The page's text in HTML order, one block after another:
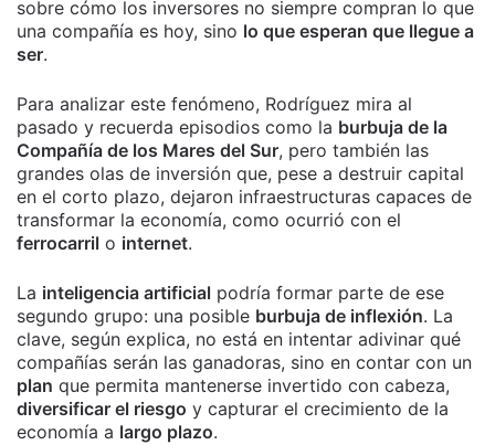
sobre cómo los inversores no siempre compran lo que
una compañía es hoy, sino lo que esperan que llegue a
ser.
Para analizar este fenómeno, Rodríguez mira al
pasado y recuerda episodios como la burbuja de la
Compañía de los Mares del Sur, pero también las
grandes olas de inversión que, pese a destruir capital
en el corto plazo, dejaron infraestructuras capaces de
transformar la economía, como ocurrió con el
ferrocarril o internet.
La inteligencia artificial podría formar parte de ese
segundo grupo: una posible burbuja de inflexión. La
clave, según explica, no está en intentar adivinar qué
compañías serán las ganadoras, sino en contar con un
plan que permita mantenerse invertido con cabeza,
diversificar el riesgo y capturar el crecimiento de la
economía a largo plazo.